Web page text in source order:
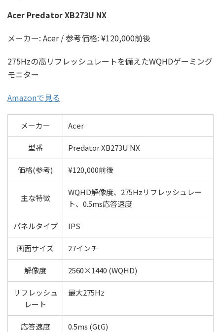
Acer Predator XB273U NX
メーカー: Acer / 参考価格: ¥120,000前後
275Hzの高リフレッシュレートを備えたWQHDゲーミング
モニター
Amazonで見る
メーカー Acer
型番 Predator XB273U NX
価格(参考) ¥120,000前後
主な特徴
WQHD解像度、275Hzリフレッシュレー
ト、0.5ms応答速度
パネルタイプ IPS
画面サイズ 27インチ
解像度 2560×1440 (WQHD)
リフレッシュ
レート
最大275Hz
応答速度 0.5ms (GtG)